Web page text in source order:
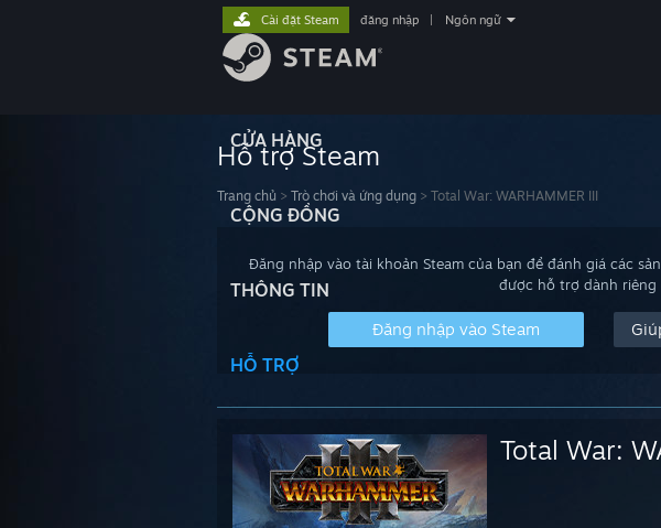
CỬA HÀNG
CỘNG ĐỒNG
THÔNG TIN
HỖ TRỢ
Cài đặt Steam đăng nhập Ngôn ngữ
Hỗ trợ Steam
Trang chủ > Trò chơi và ứng dụng > Total War: WARHAMMER III
Đăng nhập vào tài khoản Steam của bạn để đánh giá các
được hỗ trợ dành riêng
Đăng nhập vào Steam
Total War: